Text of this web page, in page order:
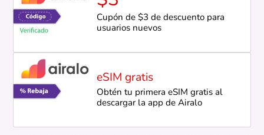
Cupón de $3 de descuento para
usuarios nuevos
eSIM gratis
Obtén tu primera eSIM gratis al
descargar la app de Airalo